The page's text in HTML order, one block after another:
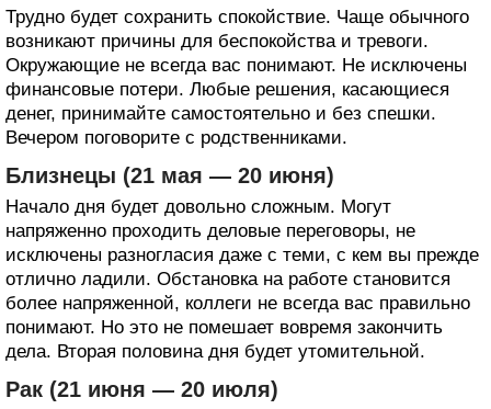
Трудно будет сохранить спокойствие. Чаще обычного
возникают причины для беспокойства и тревоги.
Окружающие не всегда вас понимают. Не исключены
финансовые потери. Любые решения, касающиеся
денег, принимайте самостоятельно и без спешки.
Вечером поговорите с родственниками.
Близнецы (21 мая — 20 июня)
Начало дня будет довольно сложным. Могут
напряженно проходить деловые переговоры, не
исключены разногласия даже с теми, с кем вы прежде
отлично ладили. Обстановка на работе становится
более напряженной, коллеги не всегда вас правильно
понимают. Но это не помешает вовремя закончить
дела. Вторая половина дня будет утомительной.
Рак (21 июня — 20 июля)